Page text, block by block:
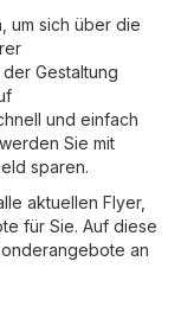
um sich über die
Gestaltung
und einfach
Sie mit
sparen.
aktuellen Flyer,
für Sie. Auf diese
an